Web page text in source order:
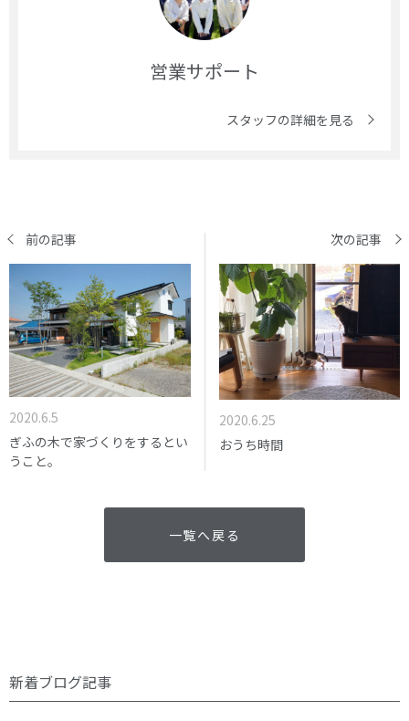
営業サポート
スタッフの詳細を見る
前の記事
2020.6.5
ぎふの木で家づくりをするとい
うこと。
次の記事
2020.6.25
おうち時間
一覧へ戻る
新着ブログ記事